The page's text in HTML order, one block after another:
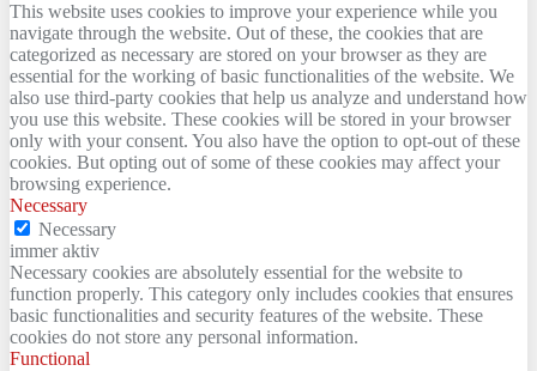
This website uses cookies to improve your experience while you
navigate through the website. Out of these, the cookies that are
categorized as necessary are stored on your browser as they are
essential for the working of basic functionalities of the website. We
also use third-party cookies that help us analyze and understand how
you use this website. These cookies will be stored in your browser
only with your consent. You also have the option to opt-out of these
cookies. But opting out of some of these cookies may affect your
browsing experience.
Necessary
Necessary
immer aktiv
Necessary cookies are absolutely essential for the website to
function properly. This category only includes cookies that ensures
basic functionalities and security features of the website. These
cookies do not store any personal information.
Functional